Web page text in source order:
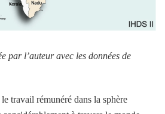
par l’auteur avec les données de
travail rémunéré dans la sphère